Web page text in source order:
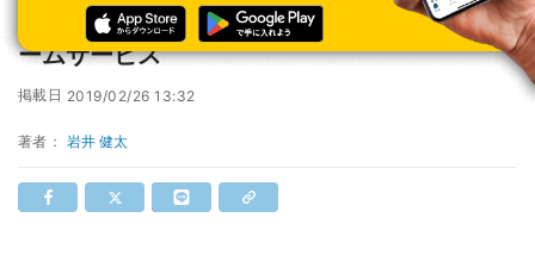
DNPがMAを利用したデータ活用プラットフォ
ームサービス
掲載日 2019/02/26 13:32
著者： 岩井 健太